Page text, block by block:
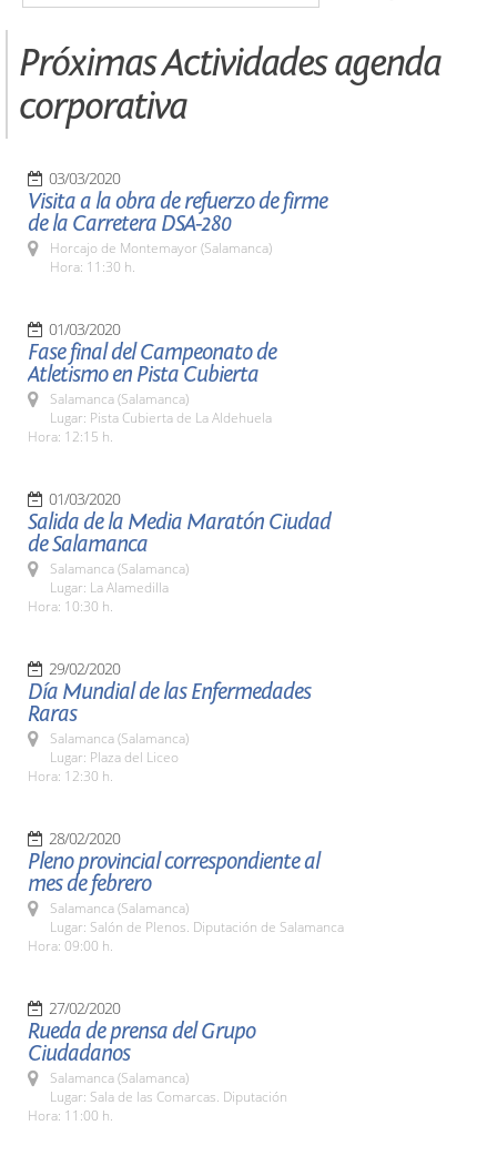
Próximas Actividades agenda
corporativa
03/03/2020
Visita a la obra de refuerzo de firme
de la Carretera DSA-280
Horcajo de Montemayor (Salamanca)
Hora: 11:30 h.
01/03/2020
Fase final del Campeonato de
Atletismo en Pista Cubierta
Salamanca (Salamanca)
Lugar: Pista Cubierta de La Aldehuela
Hora: 12:15 h.
01/03/2020
Salida de la Media Maratón Ciudad
de Salamanca
Salamanca (Salamanca)
Lugar: La Alamedilla
Hora: 10:30 h.
29/02/2020
Día Mundial de las Enfermedades
Raras
Salamanca (Salamanca)
Lugar: Plaza del Liceo
Hora: 12:30 h.
28/02/2020
Pleno provincial correspondiente al
mes de febrero
Salamanca (Salamanca)
Lugar: Salón de Plenos. Diputación de Salamanca
Hora: 09:00 h.
27/02/2020
Rueda de prensa del Grupo
Ciudadanos
Salamanca (Salamanca)
Lugar: Sala de las Comarcas. Diputación
Hora: 11:00 h.